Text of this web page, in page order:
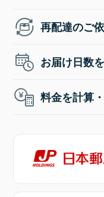
再配達のご
お届け日数
料金を計算